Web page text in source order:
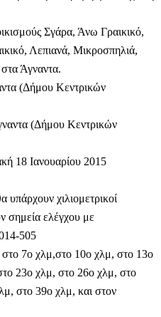
Σγάρα, Άνω Γραικικό,
Λεπιανά, Μικροσπηλιά,
Άγναντα.
(Δήμου Κεντρικών
(Δήμου Κεντρικών
18 Ιανουαρίου 2015
υπάρχουν χιλιομετρικοί
σημεία ελέγχου με
505
7ο χλμ,στο 10ο χλμ, στο 13ο
23ο χλμ, στο 26ο χλμ, στο
στο 39ο χλμ, και στον